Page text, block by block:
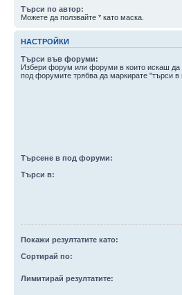
Търси по автор:
Можете да ползвайте * като маска.
НАСТРОЙКИ
Търси във форуми:
Избери форум или форуми в които искаш да
под форумите трябва да маркирате "търси
Търсене в под форуми:
Търси в:
Покажи резултатите като:
Сортирай по:
Лимитирай резултатите: